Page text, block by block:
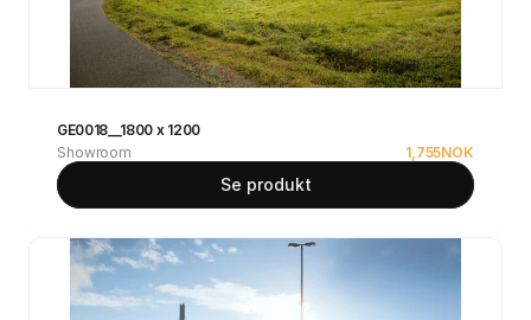
GE0018__1800 x 1200
Showroom
1,755NOK
Se produkt